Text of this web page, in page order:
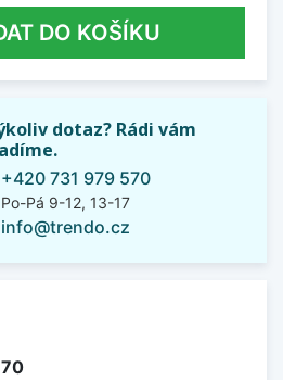
DO KOŠÍKU
dotaz? Rádi vám
+420 731 979 570
Po-Pá 9-12, 13-17
info@trendo.cz